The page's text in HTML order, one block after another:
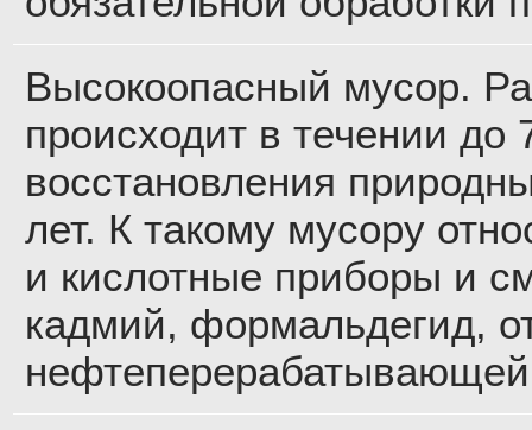
Высокоопасный мусор.
происходит в течении до
восстановления
лет. К такому мусору
и кислотные приборы и
кадмий, формальдегид,